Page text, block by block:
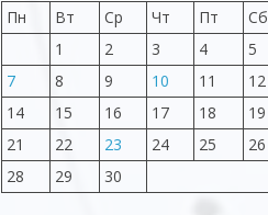
Пн
Вт Ср Чт Пт Сб
1
2 3 4 5
7
8 9 10 11 12
14
15 16 17 18 19
21
22 23 24 25 26
28
29 30